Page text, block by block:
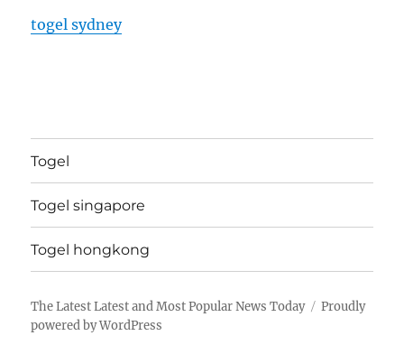
togel sydney
Togel
Togel singapore
Togel hongkong
The Latest Latest and Most Popular News Today
Proudly
powered by WordPress